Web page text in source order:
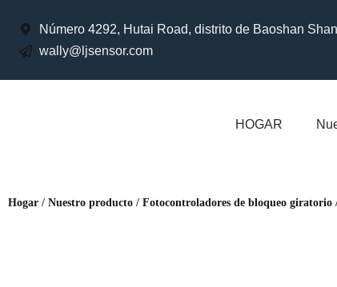
Número 4292, Hutai Road, distrito de Baoshan
wally@ljsensor.com
HOGAR
Hogar / Nuestro producto / Fotocontroladores de bloqueo giratorio